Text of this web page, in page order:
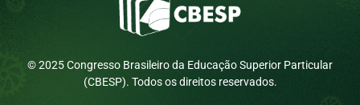
© 2025 Congresso Brasileiro da Educação Superior Particular
(CBESP). Todos os direitos reservados.